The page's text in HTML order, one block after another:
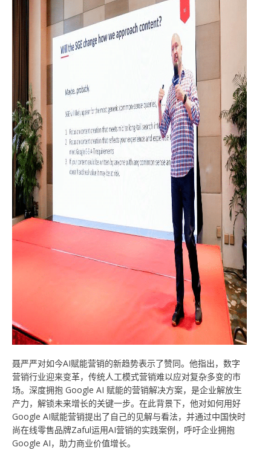
聂严严对如今AI赋能营销的新趋势表示了赞同。他指出，数字
营销行业迎来变革，传统人工模式营销难以应对复杂多变的市
场。深度拥抱 Google AI 赋能的营销解决方案，是企业解放生
产力，解锁未来增长的关键一步。在此背景下，他对如何用好
Google AI赋能营销提出了自己的见解与看法，并通过中国快时
尚在线零售品牌Zaful运用AI营销的实践案例，呼吁企业拥抱
Google AI，助力商业价值增长。